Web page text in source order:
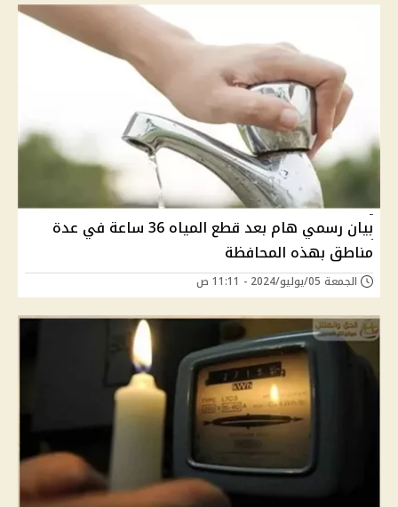
بيان رسمي هام بعد قطع المياه 36 ساعة في عدة
مناطق بهذه المحافظة
الجمعة 05/يوليو/2024 - 11:11 ص